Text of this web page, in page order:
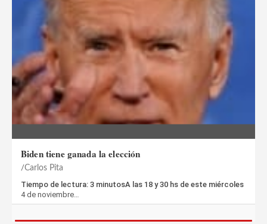
Biden tiene ganada la elección
Carlos Pita
Tiempo de lectura: 3 minutosA las 18 y 30 hs de este miércoles
4 de noviembre…